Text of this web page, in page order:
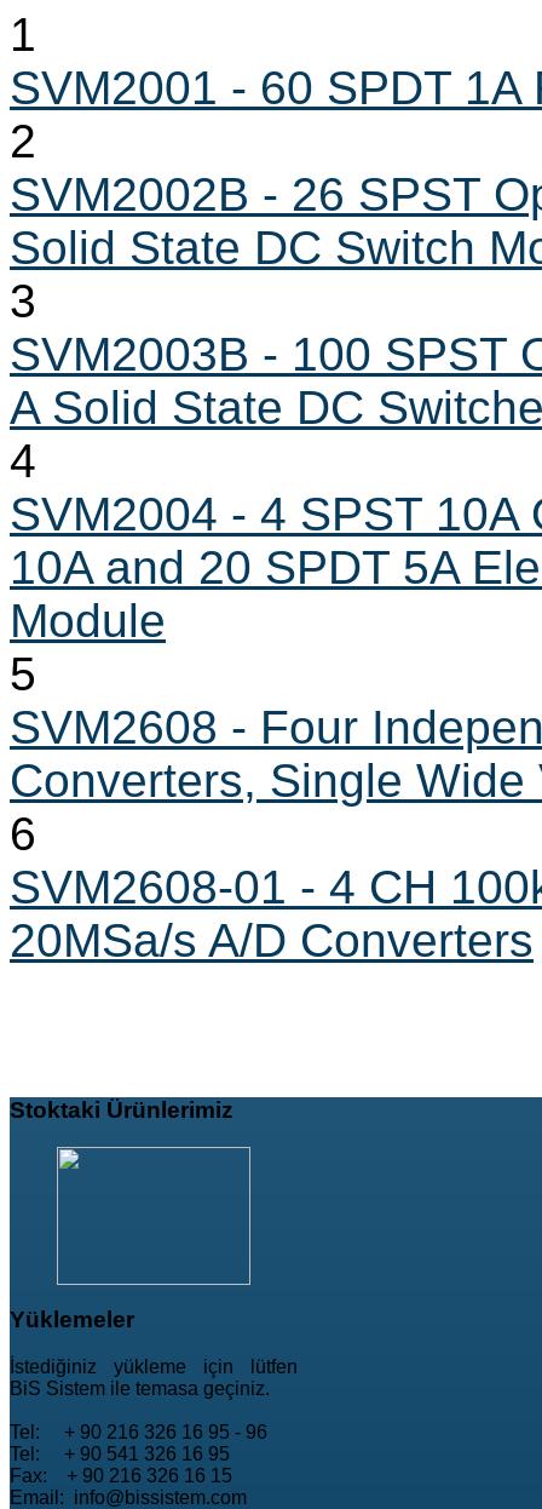
1
SVM2001 - 60 SPDT
2
SVM2002B - 26 SPST
Solid State DC Switch
3
SVM2003B - 100 SPST
A Solid State DC
4
SVM2004 - 4 SPST
10A and 20 SPDT 5A
Module
5
SVM2608 - Four
Converters, Single Wide
6
SVM2608-01 - 4 CH
20MSa/s A/D Converters
Stoktaki Ürünlerimiz
Yüklemeler
İstediğiniz yükleme için lütfen
BiS Sistem ile temasa geçiniz.
Tel: + 90 216 326 16 95 - 96
Tel: + 90 541 326 16 95
Fax: + 90 216 326 16 15
Email: info@bissistem.com